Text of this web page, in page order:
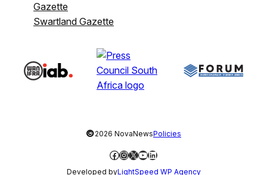
Gazette
Swartland Gazette
©2026 NovaNewsPolicies
Facebook
Instagram
X YouTube
LinkedIn
Developed byLightSpeed WP Agency